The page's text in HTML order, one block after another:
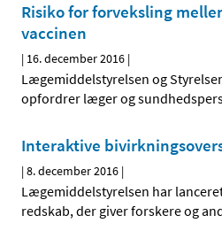
Risiko for forveksling
vaccinen
| 16. december 2016 |
Lægemiddelstyrelsen og
opfordrer læger og
Interaktive
|8. december 2016 |
Lægemiddelstyrelsen har
redskab, der giver forskere og